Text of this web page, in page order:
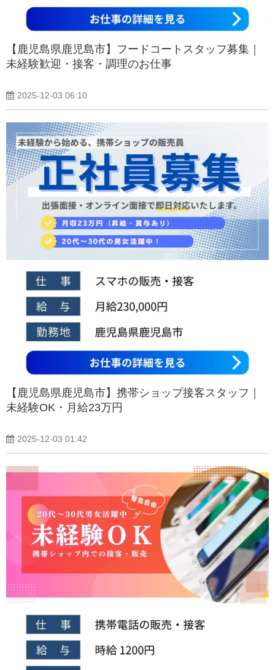
【鹿児島県鹿児島市】フードコートスタッフ募集｜
未経験歓迎・接客・調理のお仕事
2025-12-03 06:10
【鹿児島県鹿児島市】携帯ショップ接客スタッフ｜
未経験OK・月給23万円
2025-12-03 01:42